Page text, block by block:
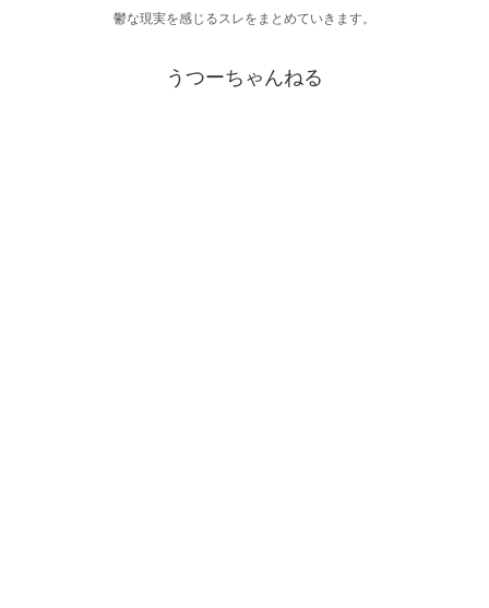
鬱な現実を感じるスレをまとめていきます。
うつーちゃんねる